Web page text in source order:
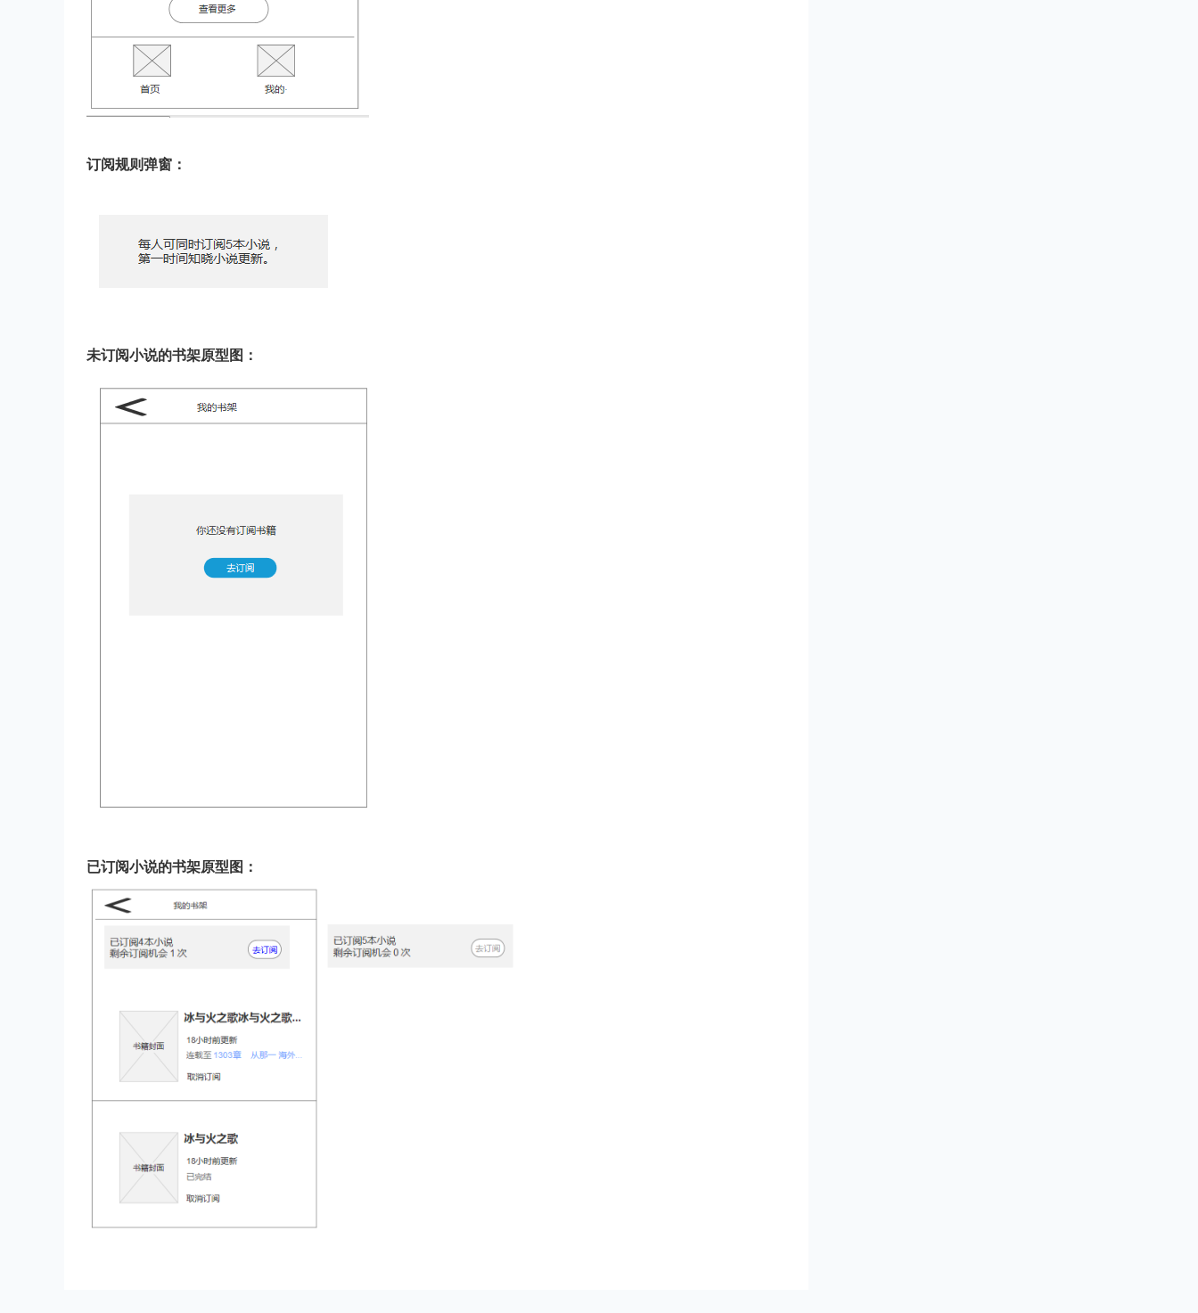
订阅规则弹窗：
未订阅小说的书架原型图：
已订阅小说的书架原型图：